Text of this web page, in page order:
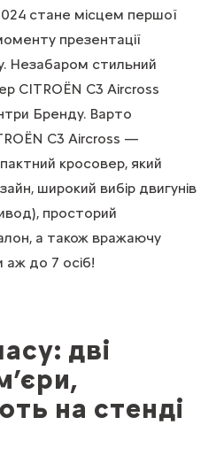
стане місцем першої
презентації
Незабаром стильний
CITROЁN С3 Aircross
Бренду. Варто
С3 Aircross —
кросовер, який
широкий вибір двигунів
просторий
а також вражаючу
аж до 7 осіб!
дві
на стенді